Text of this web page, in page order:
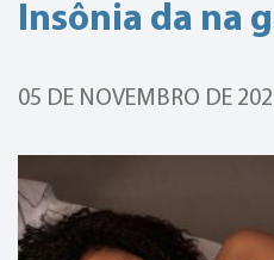
Insônia da na
05 DE NOVEMBRO DE